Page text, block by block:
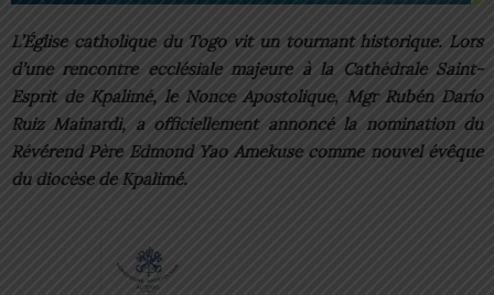
L’Église catholique du Togo vit un tournant historique. Lors
d’une rencontre ecclésiale majeure à la Cathédrale Saint-
Esprit de Kpalimé, le Nonce Apostolique, Mgr Rubén Darío
Ruiz Mainardi, a officiellement annoncé la nomination du
Révérend Père Edmond Yao Amekuse comme nouvel évêque
du diocèse de Kpalimé.